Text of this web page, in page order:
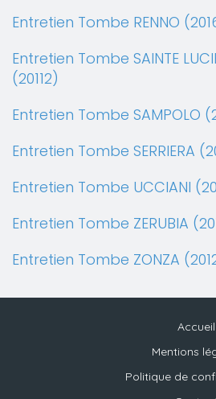
Entretien Tombe RENNO
Entretien Tombe SAINTE
(20112)
Entretien Tombe SAMPOLO
Entretien Tombe SERRIERA
Entretien Tombe UCCIANI
Entretien Tombe ZERUBIA
Entretien Tombe ZONZA
Accueil
Mentions
Politique de